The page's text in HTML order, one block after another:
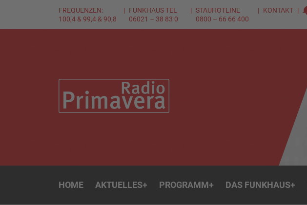
FREQUENZEN:
100,4 & 99,4 & 90,8
FUNKHAUS TEL
06021 – 38 83 0
STAUHOTLINE
0800 – 66 66 400
KONTAKT
HOME AKTUELLES+ PROGRAMM+ DAS FUNKHAUS+